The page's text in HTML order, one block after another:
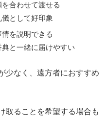
を合わせて渡せる
儀として好印象
情を説明できる
典と一緒に届けやすい
少なく、遠方者におすすめ
取ることを希望する場合も